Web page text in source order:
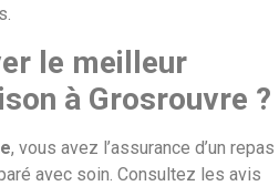
le meilleur
à Grosrouvre ?
, vous avez l’assurance d’un repas
avec soin. Consultez les avis